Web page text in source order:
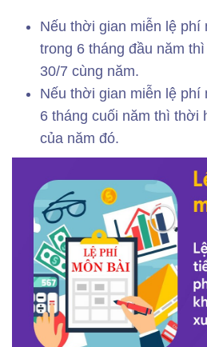
Nếu thời gian miễn lệ phí
trong 6 tháng đầu năm
30/7 cùng năm.
Nếu thời gian miễn lệ phí
6 tháng cuối năm thì thời
của năm đó.